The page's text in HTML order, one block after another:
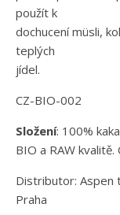
použít k
dochucení müsli,
teplých
jídel.
CZ-BIO-002
Složení: 100%
BIO a RAW
Distributor: Aspen
Praha